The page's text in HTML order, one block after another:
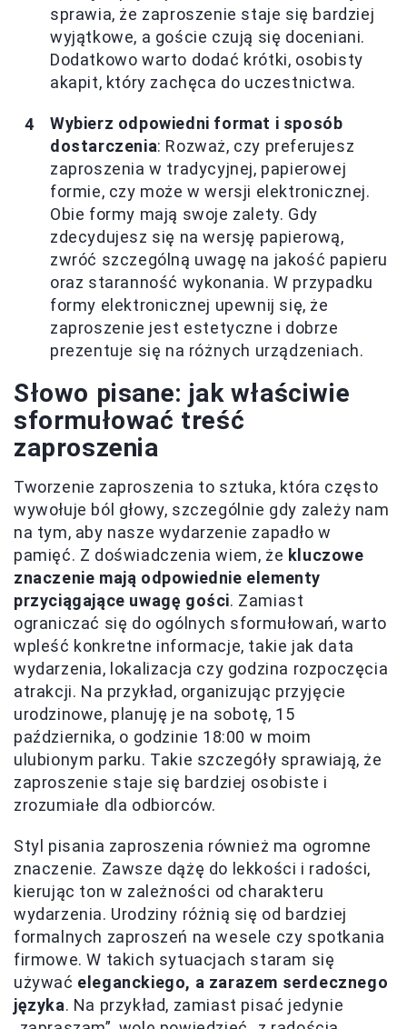
sprawia, że zaproszenie staje się bardziej
wyjątkowe, a goście czują się doceniani.
Dodatkowo warto dodać krótki, osobisty
akapit, który zachęca do uczestnictwa.
Wybierz odpowiedni format i sposób
dostarczenia: Rozważ, czy preferujesz
zaproszenia w tradycyjnej, papierowej
formie, czy może w wersji elektronicznej.
Obie formy mają swoje zalety. Gdy
zdecydujesz się na wersję papierową,
zwróć szczególną uwagę na jakość papieru
oraz staranność wykonania. W przypadku
formy elektronicznej upewnij się, że
zaproszenie jest estetyczne i dobrze
prezentuje się na różnych urządzeniach.
Słowo pisane: jak właściwie
sformułować treść
zaproszenia
Tworzenie zaproszenia to sztuka, która często
wywołuje ból głowy, szczególnie gdy zależy nam
na tym, aby nasze wydarzenie zapadło w
pamięć. Z doświadczenia wiem, że kluczowe
znaczenie mają odpowiednie elementy
przyciągające uwagę gości. Zamiast
ograniczać się do ogólnych sformułowań, warto
wpleść konkretne informacje, takie jak data
wydarzenia, lokalizacja czy godzina rozpoczęcia
atrakcji. Na przykład, organizując przyjęcie
urodzinowe, planuję je na sobotę, 15
października, o godzinie 18:00 w moim
ulubionym parku. Takie szczegóły sprawiają, że
zaproszenie staje się bardziej osobiste i
zrozumiałe dla odbiorców.
Styl pisania zaproszenia również ma ogromne
znaczenie. Zawsze dążę do lekkości i radości,
kierując ton w zależności od charakteru
wydarzenia. Urodziny różnią się od bardziej
formalnych zaproszeń na wesele czy spotkania
firmowe. W takich sytuacjach staram się
używać eleganckiego, a zarazem serdecznego
języka. Na przykład, zamiast pisać jedynie